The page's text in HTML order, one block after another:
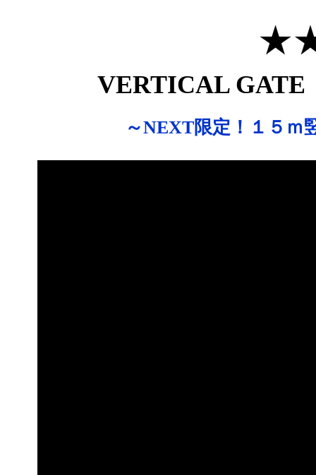
VERTICAL GATE
～NEXT限定！１５ｍ